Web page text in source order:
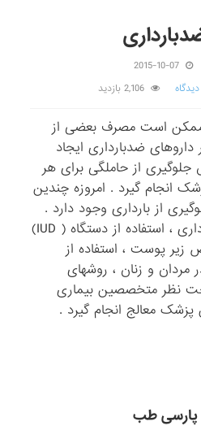
2015-10-07
2,106 بازدید
ممکن است مصرف بعضی از
ضدبارداری ایجاد
از حاملگی برای هر
انجام گیرد . امروزه چندین
از بارداری وجود دارد .
مصرف قرص های ضدبارداری ، استفاده از دستگاه ( IUD)
زیر پوست ، استفاده از
مردان و زنان ، روشهای
نظر متخصصین بیماری
معالج انجام گیرد .
پارسی طب